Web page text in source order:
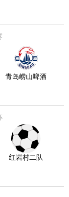
青岛崂山啤酒
红岩村二队